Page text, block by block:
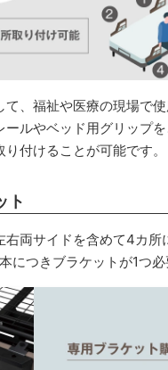
て、福祉や医療の現場で
ールやベッド用グリップ
付けることが可能です。
ト
右両サイドを含めて4カ所
につきブラケットが1つ必